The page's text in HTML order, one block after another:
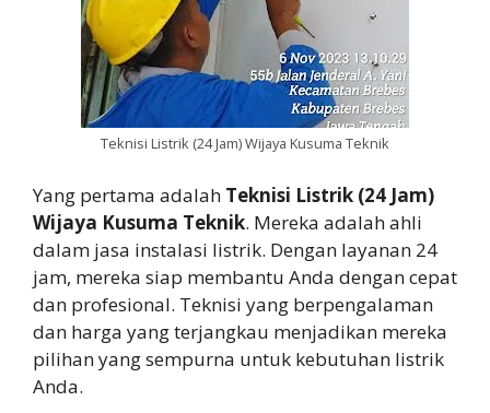
Teknisi Listrik (24 Jam) Wijaya Kusuma Teknik
Yang pertama adalah Teknisi Listrik (24 Jam)
Wijaya Kusuma Teknik. Mereka adalah ahli
dalam jasa instalasi listrik. Dengan layanan 24
jam, mereka siap membantu Anda dengan cepat
dan profesional. Teknisi yang berpengalaman
dan harga yang terjangkau menjadikan mereka
pilihan yang sempurna untuk kebutuhan listrik
Anda.